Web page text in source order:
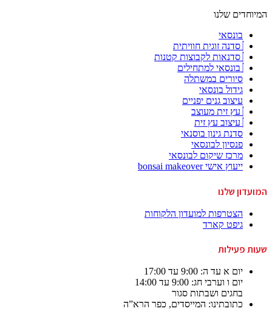
המיוחדים שלנו
בונסאי
סדנה זוגית חוויתית
סדנאות לקבוצות קטנות
בונסאי למתחילים
סיורים במשתלה
גידול בונסאי
עיצוב גנים יפניים
עץ זית מעוצב
עיצוב עץ זית
סדנת גינון בוסנאי
פנסיון לבונסאי
מרכז שיקום לבונסאי
ייעוץ אישי bonsai makeover
המועדון שלנו
הצטרפות למועדון הלקוחות
גיפט קארד
שעות פעילות
יום א עד ה: 9:00 עד 17:00
יום ו וערבי חג: 9:00 עד 14:00
בחגים ושבתות סגור
כתובתינו: המייסדים, כפר הרא”ה